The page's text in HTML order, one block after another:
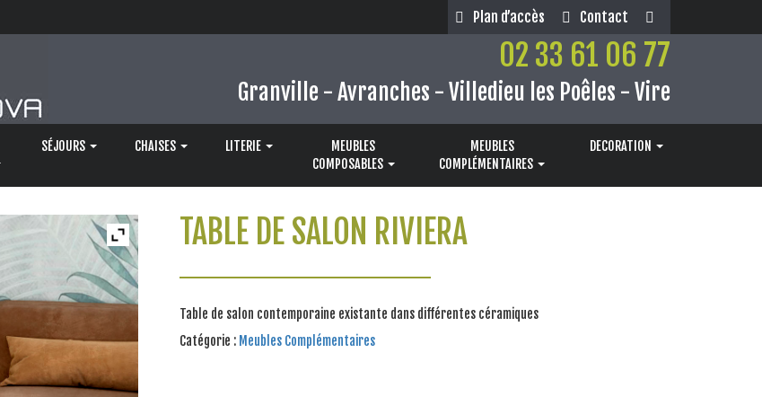
Plan d’accès Contact
02 33 61 06 77
Granville - Avranches - Villedieu les Poêles - Vire
SÉJOURS CHAISES LITERIE
MEUBLES
COMPOSABLES
MEUBLES
COMPLÉMENTAIRES
DECORATION
TABLE DE SALON RIVIERA
Table de salon contemporaine existante dans différentes céramiques
Catégorie : Meubles Complémentaires